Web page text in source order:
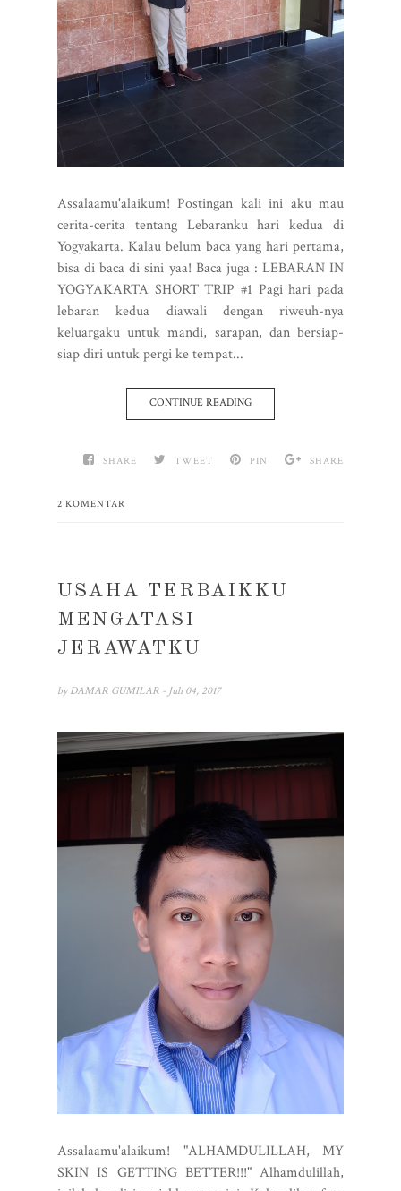
Assalaamu'alaikum! Postingan kali ini aku mau
cerita-cerita tentang Lebaranku hari kedua di
Yogyakarta. Kalau belum baca yang hari pertama,
bisa di baca di sini yaa! Baca juga : LEBARAN IN
YOGYAKARTA SHORT TRIP #1 Pagi hari pada
lebaran kedua diawali dengan riweuh-nya
keluargaku untuk mandi, sarapan, dan bersiap-
siap diri untuk pergi ke tempat...
CONTINUE READING
SHARE TWEET PIN SHARE
2 KOMENTAR
USAHA TERBAIKKU
MENGATASI
JERAWATKU
by DAMAR GUMILAR - Juli 04, 2017
Assalaamu'alaikum! "ALHAMDULILLAH, MY
SKIN IS GETTING BETTER!!!" Alhamdulillah,